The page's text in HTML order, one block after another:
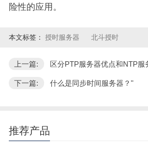
险性的应用。
本文标签： 授时服务器 北斗授时
上一篇: 区分PTP服务器优点和NTP服
下一篇: 什么是同步时间服务器？"
推荐产品